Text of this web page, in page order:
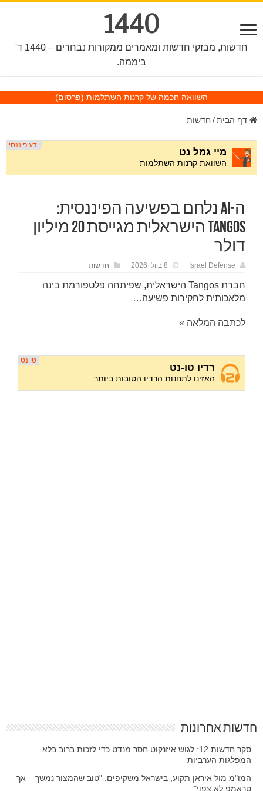
1440
חדשות, מבזקי חדשות ומאמרים ממקורות נבחרים – 1440 ד'
ביממה.
השוואה חכמה של קרנות השתלמות (פרסום)
דף הבית / חדשות
ה-AI נלחם בפשיעה הפיננסית:
Tangos הישראלית מגייסת 20 מיליון
דולר
Israel Defense 8 ביולי 2026 חדשות
חברת Tangos הישראלית, שפיתחה פלטפורמת בינה
מלאכותית לחקירות פשיעה…
לכתבה המלאה »
חדשות אחרונות
סקר חדשות 12: לגוש איזנקוט חסר מנדט כדי לזכות ברוב בלא
המפלגות הערביות
המו"מ מול איראן תקוע, בישראל משקיפים: "טוב שהמצור נמשך – אך
טראמפ לא צפוי"